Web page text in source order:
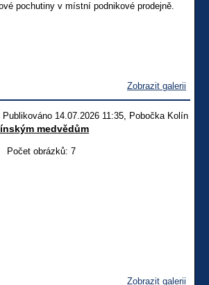
pochutiny v místní podnikové prodejně.
Zobrazit galerii
Publikováno 14.07.2026 11:35, Pobočka Kolín
medvědům
Počet obrázků: 7
Zobrazit galerii